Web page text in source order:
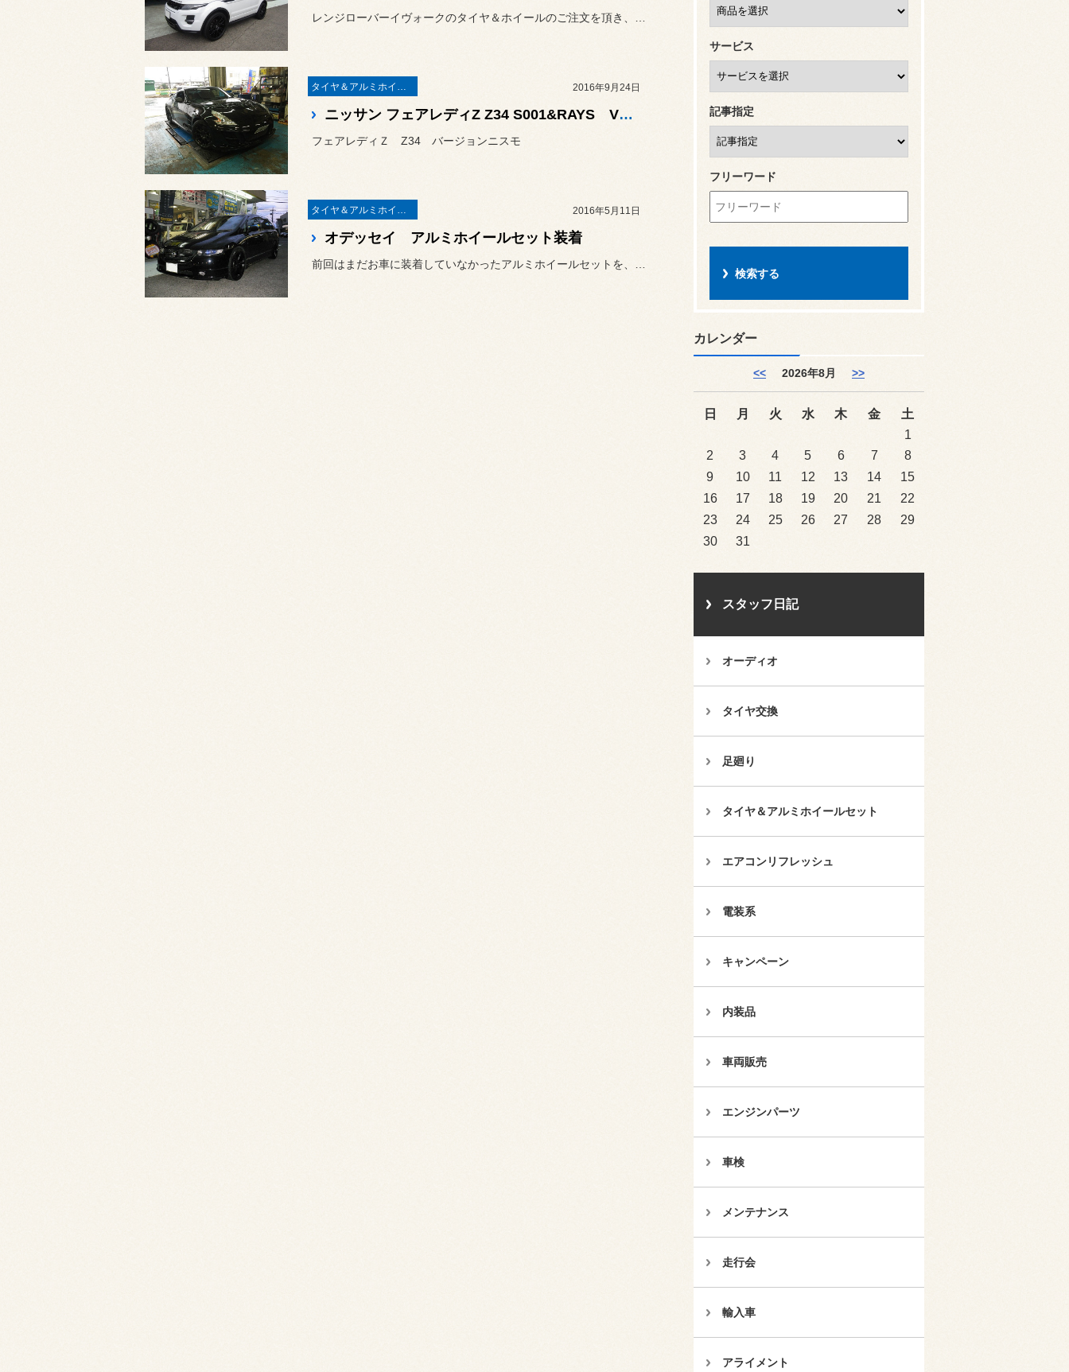
タイヤ＆アルミホイールセット 2016年9月24日
ニッサン フェアレディZ Z34 S001&RAYS VOLKRACING ZE40
フェアレディＺ Z34 バージョンニスモ
タイヤ＆アルミホイールセット 2016年5月11日
オデッセイ アルミホイールセット装着
サービス
記事指定
フリーワード
カレンダー
<< 2026年8月 >>
日 月 火 水 木 金
土
1
2
3 4 5 6 7
8
9
10 11 12 13 14
15
16
17 18 19 20 21
22
23
24 25 26 27 28
29
30
31
スタッフ日記
オーディオ
タイヤ交換
足廻り
タイヤ＆アルミホイールセット
エアコンリフレッシュ
電装系
キャンペーン
内装品
車両販売
エンジンパーツ
車検
メンテナンス
走行会
輸入車
アライメント